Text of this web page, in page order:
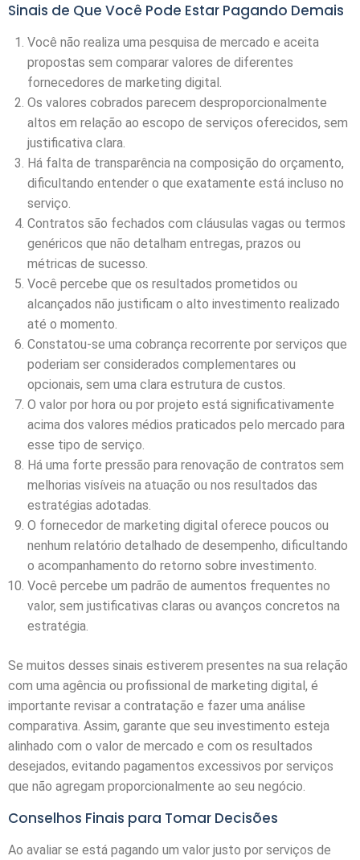
Sinais de Que Você Pode Estar Pagando Demais
Você não realiza uma pesquisa de mercado e aceita
propostas sem comparar valores de diferentes
fornecedores de marketing digital.
Os valores cobrados parecem desproporcionalmente
altos em relação ao escopo de serviços oferecidos, sem
justificativa clara.
Há falta de transparência na composição do orçamento,
dificultando entender o que exatamente está incluso no
serviço.
Contratos são fechados com cláusulas vagas ou termos
genéricos que não detalham entregas, prazos ou
métricas de sucesso.
Você percebe que os resultados prometidos ou
alcançados não justificam o alto investimento realizado
até o momento.
Constatou-se uma cobrança recorrente por serviços que
poderiam ser considerados complementares ou
opcionais, sem uma clara estrutura de custos.
O valor por hora ou por projeto está significativamente
acima dos valores médios praticados pelo mercado para
esse tipo de serviço.
Há uma forte pressão para renovação de contratos sem
melhorias visíveis na atuação ou nos resultados das
estratégias adotadas.
O fornecedor de marketing digital oferece poucos ou
nenhum relatório detalhado de desempenho, dificultando
o acompanhamento do retorno sobre investimento.
Você percebe um padrão de aumentos frequentes no
valor, sem justificativas claras ou avanços concretos na
estratégia.
Se muitos desses sinais estiverem presentes na sua relação
com uma agência ou profissional de marketing digital, é
importante revisar a contratação e fazer uma análise
comparativa. Assim, garante que seu investimento esteja
alinhado com o valor de mercado e com os resultados
desejados, evitando pagamentos excessivos por serviços
que não agregam proporcionalmente ao seu negócio.
Conselhos Finais para Tomar Decisões
Ao avaliar se está pagando um valor justo por serviços de